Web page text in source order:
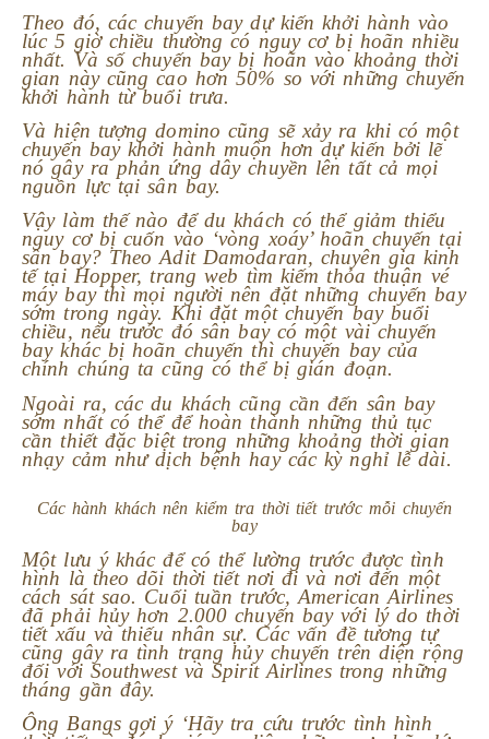
Theo đó, các chuyến bay dự kiến khởi hành vào
lúc 5 giờ chiều thường có nguy cơ bị hoãn nhiều
nhất. Và số chuyến bay bị hoãn vào khoảng thời
gian này cũng cao hơn 50% so với những chuyến
khởi hành từ buổi trưa.
Và hiện tượng domino cũng sẽ xảy ra khi có một
chuyến bay khởi hành muộn hơn dự kiến bởi lẽ
nó gây ra phản ứng dây chuyền lên tất cả mọi
nguồn lực tại sân bay.
Vậy làm thế nào để du khách có thể giảm thiểu
nguy cơ bị cuốn vào ‘vòng xoáy’ hoãn chuyến tại
sân bay? Theo Adit Damodaran, chuyên gia kinh
tế tại Hopper, trang web tìm kiếm thỏa thuận vé
máy bay thì mọi người nên đặt những chuyến bay
sớm trong ngày. Khi đặt một chuyến bay buổi
chiều, nếu trước đó sân bay có một vài chuyến
bay khác bị hoãn chuyến thì chuyến bay của
chính chúng ta cũng có thể bị gián đoạn.
Ngoài ra, các du khách cũng cần đến sân bay
sớm nhất có thể để hoàn thành những thủ tục
cần thiết đặc biệt trong những khoảng thời gian
nhạy cảm như dịch bệnh hay các kỳ nghỉ lễ dài.
Các hành khách nên kiểm tra thời tiết trước mỗi chuyến
bay
Một lưu ý khác để có thể lường trước được tình
hình là theo dõi thời tiết nơi đi và nơi đến một
cách sát sao. Cuối tuần trước, American Airlines
đã phải hủy hơn 2.000 chuyến bay với lý do thời
tiết xấu và thiếu nhân sự. Các vấn đề tương tự
cũng gây ra tình trạng hủy chuyến trên diện rộng
đối với Southwest và Spirit Airlines trong những
tháng gần đây.
Ông Bangs gợi ý ‘Hãy tra cứu trước tình hình